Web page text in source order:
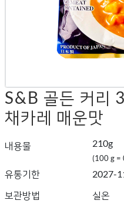
S&B 골든 커리
채카레 매운맛
내용물 210g
(100 g =
유통기한
2027-
보관방법
실온